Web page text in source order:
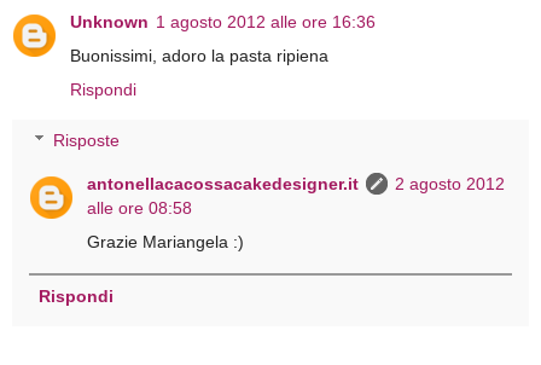
Unknown 1 agosto 2012 alle ore 16:36
Buonissimi, adoro la pasta ripiena
Rispondi
Risposte
antonellacacossacakedesigner.it
2 agosto 2012
alle ore 08:58
Grazie Mariangela :)
Rispondi